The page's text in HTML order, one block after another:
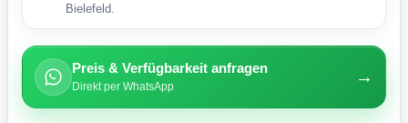
Bielefeld.
Preis & Verfügbarkeit anfragen
Direkt per WhatsApp →